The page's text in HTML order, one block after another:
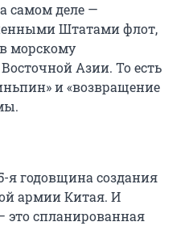
самом деле —
Штатами флот,
морскому
Азии. То есть
и «возвращение
я годовщина создания
армии Китая. И
это спланированная